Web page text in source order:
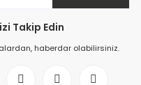
Takip Edin
haberdar olabilirsiniz.